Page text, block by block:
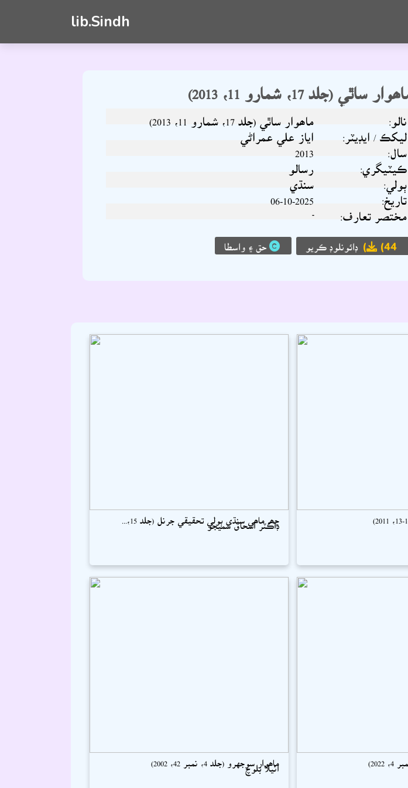
lib.Sindh
ماھوار ساٿي (جلد 17، شمارو 11، 2013)
ماھوار ساٿي (جلد 17، شمارو 11، 2013) نالو:
اياز علي عمراڻي ليکڪ / ايڊيٽر:
سال:
رسالو ڪيٽيگري:
سنڌي ٻولي:
06-10-2025 تاريخ:
مختصر تعارف:
(44) ڊائونلوڊ ڪريو حق ۽ واسطا
ڇھہ ماھي سنڌي ٻولي تحقيقي جرنل (جلد 15،...
ڊاڪٽر اسحاق سميجو
ماھوار سوجهرو (جلد 4، نمبر 42، 2002)
انيلا بلوچ